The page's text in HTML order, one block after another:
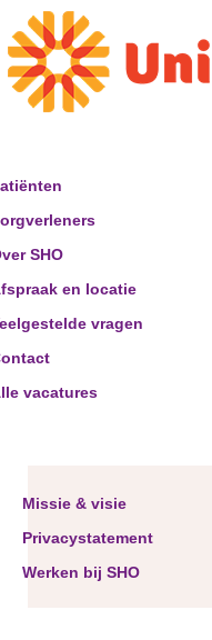
SHO
en locatie
vragen
vacatures
Missie & visie
Privacystatement
Werken bij SHO